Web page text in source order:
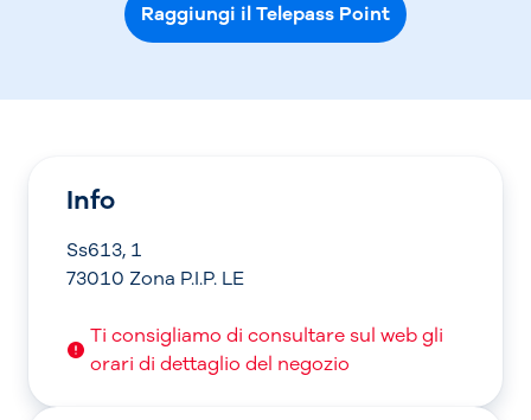
Raggiungi il Telepass Point
Info
Ss613, 1
73010 Zona P.I.P. LE
Ti consigliamo di consultare sul web gli
orari di dettaglio del negozio